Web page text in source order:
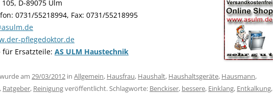
D-89075 Ulm
0731/55218994, Fax: 0731/55218995
pflegedoktor.de
für Ersatzteile: AS ULM Haustechnik
am 29/03/2012 in Allgemein, Hausfrau, Haushalt, Haushaltsgeräte, Hausmann,
, Ratgeber, Reinigungveröffentlicht. Schlagworte: Benckiser, bessere, Einklang, Entkalkung,